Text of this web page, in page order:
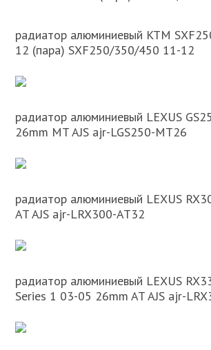
радиатор алюминиевый KTM
12 (пара) SXF250/350/450 11-12
радиатор алюминиевый LEXUS
26mm MT AJS ajr-LGS250-MT26
радиатор алюминиевый LEXUS
AT AJS ajr-LRX300-AT32
радиатор алюминиевый LEXUS
Series 1 03-05 26mm AT AJS ajr-